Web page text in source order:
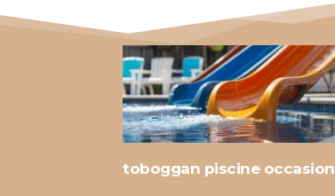
toboggan piscine occasion